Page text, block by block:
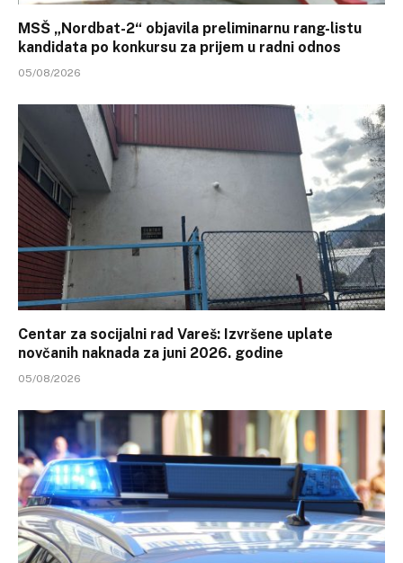
MSŠ „Nordbat-2“ objavila preliminarnu rang-listu
kandidata po konkursu za prijem u radni odnos
05/08/2026
Centar za socijalni rad Vareš: Izvršene uplate
novčanih naknada za juni 2026. godine
05/08/2026